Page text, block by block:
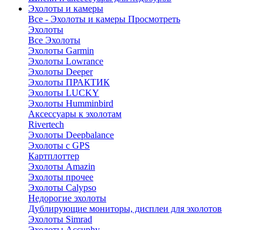
Эхолоты и камеры
Все - Эхолоты и камеры Просмотреть
Эхолоты
Все Эхолоты
Эхолоты Garmin
Эхолоты Lowrance
Эхолоты Deeper
Эхолоты ПРАКТИК
Эхолоты LUCKY
Эхолоты Humminbird
Аксессуары к эхолотам
Rivertech
Эхолоты Deepbalance
Эхолоты с GPS
Картплоттер
Эхолоты Amazin
Эхолоты прочее
Эхолоты Calypso
Недорогие эхолоты
Дублирующие мониторы, дисплеи для эхолотов
Эхолоты Simrad